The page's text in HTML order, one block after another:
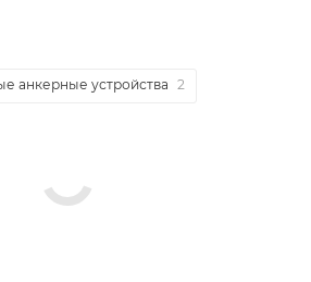
анкерные устройства 2